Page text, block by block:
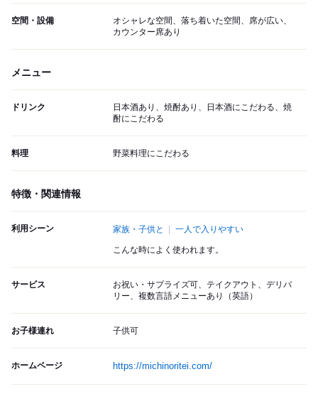
空間・設備
オシャレな空間、落ち着いた空間、席が広い、
カウンター席あり
メニュー
ドリンク
日本酒あり、焼酎あり、日本酒にこだわる、焼
酎にこだわる
料理 野菜料理にこだわる
特徴・関連情報
利用シーン 家族・子供と 一人で入りやすい
こんな時によく使われます。
サービス
お祝い・サプライズ可、テイクアウト、デリバ
リー、複数言語メニューあり（英語）
お子様連れ 子供可
ホームページ https://michinoritei.com/